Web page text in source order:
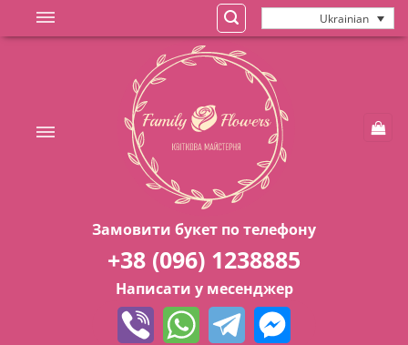
to
Ukrainian
Замовити букет по телефону
+38 (096) 1238885
Написати у месенджер